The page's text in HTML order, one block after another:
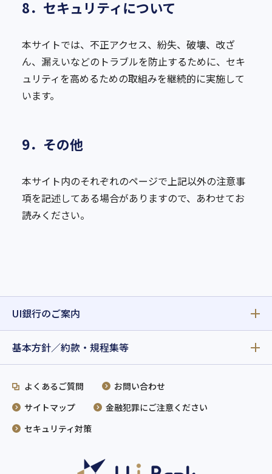
8．セキュリティについて
本サイトでは、不正アクセス、紛失、破壊、改ざ
ん、漏えいなどのトラブルを防止するために、セキ
ュリティを高めるための取組みを継続的に実施して
います。
9．その他
本サイト内のそれぞれのページで上記以外の注意事
項を記述してある場合がありますので、あわせてお
読みください。
UI銀行のご案内
基本方針／約款・規程集等
よくあるご質問
お問い合わせ
サイトマップ
金融犯罪にご注意ください
セキュリティ対策